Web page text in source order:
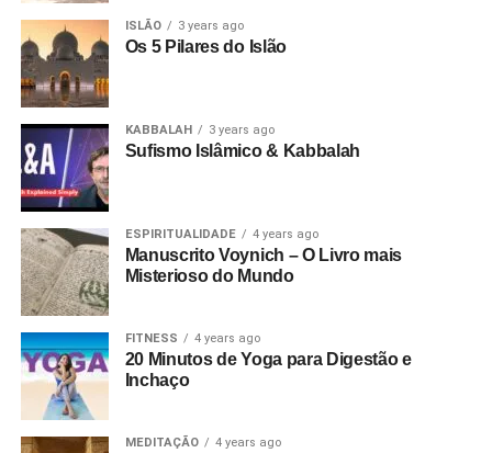
ISLÃO 3 years ago
Os 5 Pilares do Islão
KABBALAH 3 years ago
Sufismo Islâmico & Kabbalah
ESPIRITUALIDADE 4 years ago
Manuscrito Voynich – O Livro mais
Misterioso do Mundo
FITNESS 4 years ago
20 Minutos de Yoga para Digestão e
Inchaço
MEDITAÇÃO 4 years ago